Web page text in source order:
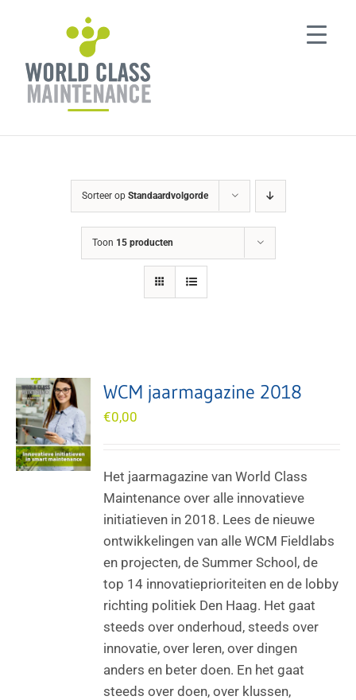
Sorteer op Standaardvolgorde
Toon 15 producten
WCM jaarmagazine 2018
€0,00
Het jaarmagazine van World Class
Maintenance over alle innovatieve
initiatieven in 2018. Lees de nieuwe
ontwikkelingen van alle WCM Fieldlabs
en projecten, de Summer School, de
top 14 innovatieprioriteiten en de lobby
richting politiek Den Haag. Het gaat
steeds over onderhoud, steeds over
innovatie, over leren, over dingen
anders en beter doen. En het gaat
steeds over doen, over klussen,